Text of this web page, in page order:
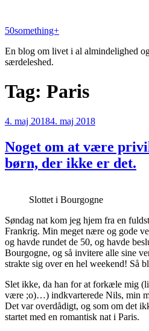
indhold
50something+
En blog om livet i al almindelighed
særdeleshed.
Tag: Paris
Udgivet
4. maj 20184. maj 2018
Noget om at være
børn, der ikke er det.
Slottet i Bourgogne
Søndag nat kom jeg hjem fra en
Frankrig. Min meget nære og gode
og havde rundet de 50, og havde
Bourgogne, og så invitere alle sine
strakte sig over en hel weekend! Så
Slet ikke, da han for at forkæle mig
være ;o)…) indkvarterede Nils, min
Det var overdådigt, og som om det
startet med en romantisk nat i Paris.